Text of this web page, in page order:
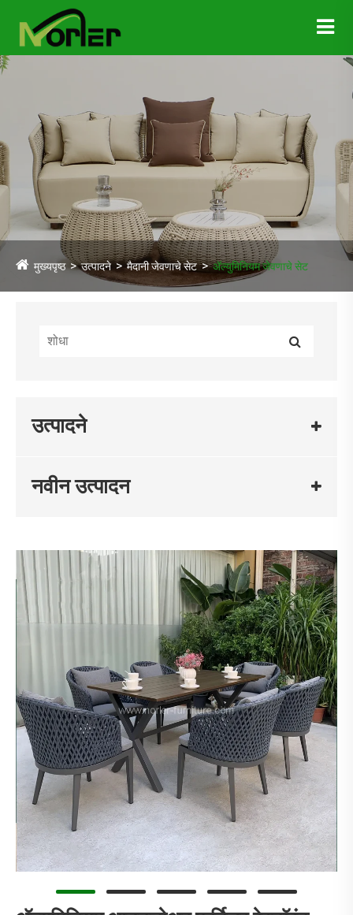
मुख्यपृष्ठ उत्पादने मैदानी जेवणाचे सेट अ‍ॅल्युमिनियम जेवणाचे सेट
उत्पादने
नवीन उत्पादन